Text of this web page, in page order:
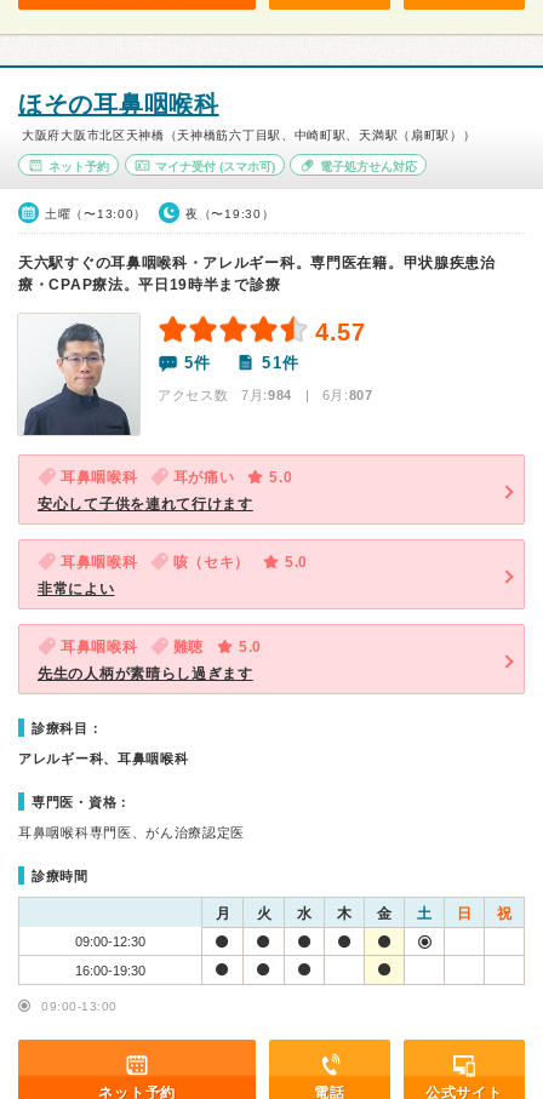
ほその耳鼻咽喉科
大阪府大阪市北区天神橋（天神橋筋六丁目駅、中崎町駅、天満駅（扇町駅））
ネット予約 マイナ受付(スマホ可) 電子処方せん対応
土曜（〜13:00） 夜（〜19:30）
天六駅すぐの耳鼻咽喉科・アレルギー科。専門医在籍。甲状腺疾患治
療・CPAP療法。平日19時半まで診療
4.57
5件 51件
アクセス数 7月:984 | 6月:807
耳鼻咽喉科 耳が痛い
5.0
安心して子供を連れて行けます
耳鼻咽喉科 咳（セキ）
5.0
非常によい
耳鼻咽喉科 難聴
5.0
先生の人柄が素晴らし過ぎます
診療科目：
アレルギー科、耳鼻咽喉科
専門医・資格：
耳鼻咽喉科専門医、がん治療認定医
診療時間
月 火 水 木 金 土 日 祝
09:00-12:30
16:00-19:30
09:00-13:00
ネット予約 電話 公式サイト